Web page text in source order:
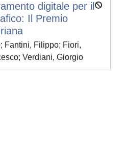
digitale per il
Il Premio
Fantini, Filippo; Fiori,
Verdiani, Giorgio